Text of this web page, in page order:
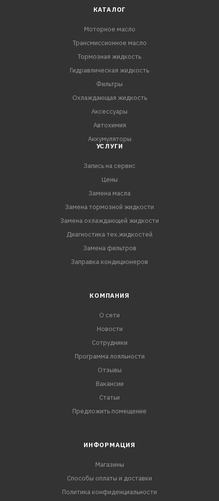
КАТАЛОГ
Моторное масло
Трансмиссионное масло
Тормозная жидкость
Гидравлическая жидкость
Фильтры
Охлаждающая жидкость
Аксессуары
Автохимия
Аккумуляторы
УСЛУГИ
Запись на сервис
Цены
Замена масла
Замена тормозной жидкости
Замена охлаждающей жидкости
Диагностика тех.жидкостей
Замена фильтров
Заправка кондиционеров
КОМПАНИЯ
О сети
Новости
Сотрудники
Программа лояльности
Отзывы
Вакансии
Статьи
Предложить помещение
ИНФОРМАЦИЯ
Магазины
Способы оплаты и доставки
Политика конфиденциальности